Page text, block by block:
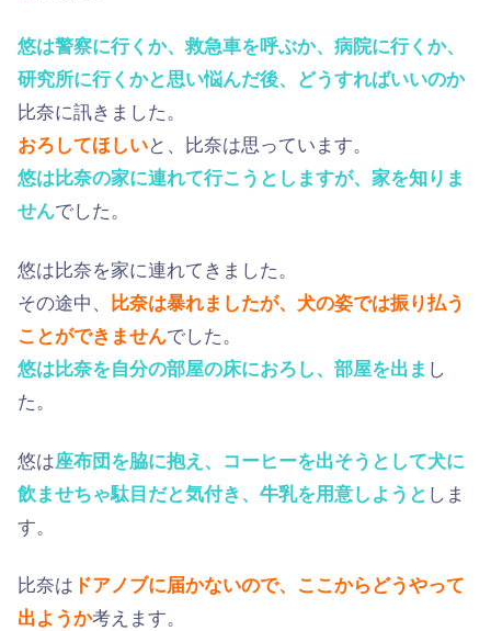
悠は警察に行くか、救急車を呼ぶか、病院に行くか、
研究所に行くかと思い悩んだ後、どうすればいいのか
比奈に訊きました。
おろしてほしいと、比奈は思っています。
悠は比奈の家に連れて行こうとしますが、家を知りま
せんでした。
悠は比奈を家に連れてきました。
その途中、
比奈は暴れましたが、犬の姿では振り払う
ことができませんでした。
悠は比奈を自分の部屋の床におろし、部屋を出ま し
た。
悠は座布団を脇に抱え、コーヒーを出そうとして犬に
飲ませちゃ駄目だと気付き、牛乳を用意しようと しま
す。
比奈は ドアノブに届かないので、ここからどうやって
出ようか考えます。